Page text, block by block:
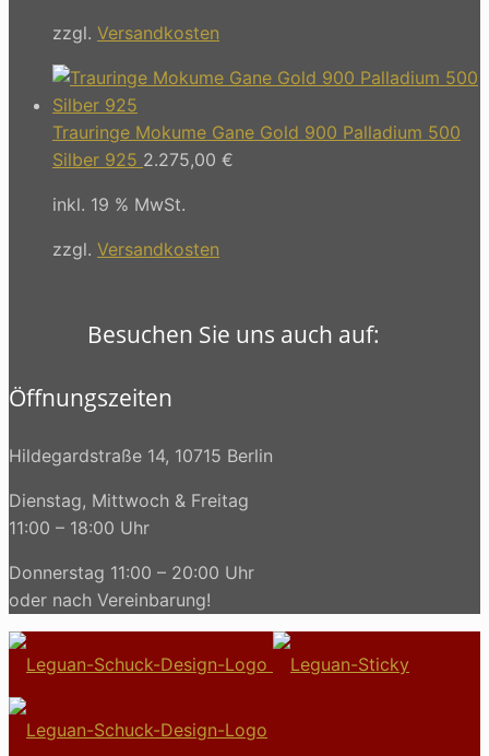
zzgl. Versandkosten
Trauringe Mokume Gane Gold 900 Palladium 500
Silber 925 2.275,00 €
inkl. 19 % MwSt.
zzgl. Versandkosten
Besuchen Sie uns auch auf:
Öffnungszeiten
Hildegardstraße 14, 10715 Berlin
Dienstag, Mittwoch & Freitag
11:00 – 18:00 Uhr
Donnerstag 11:00 – 20:00 Uhr
oder nach Vereinbarung!